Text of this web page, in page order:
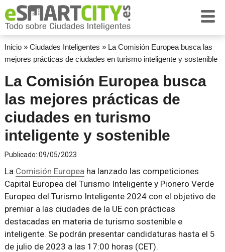
Inicio» Ciudades Inteligentes » La Comisión Europea busca las
mejores prácticas de ciudades en turismo inteligente y sostenible
La Comisión Europea busca
las mejores prácticas de
ciudades en turismo
inteligente y sostenible
Publicado: 09/05/2023
La Comisión Europeaha lanzado las competiciones
Capital Europea del Turismo Inteligente y Pionero Verde
Europeo del Turismo Inteligente 2024 con el objetivo de
premiar a las ciudades de la UE con prácticas
destacadas en materia de turismo sostenible e
inteligente. Se podrán presentar candidaturas hasta el 5
de julio de 2023 a las 17:00 horas (CET).